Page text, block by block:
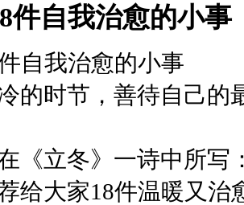
件自我治愈的小事
自我治愈的小事
的时节，善待自己的
《立冬》一诗中所写
给大家18件温暖又